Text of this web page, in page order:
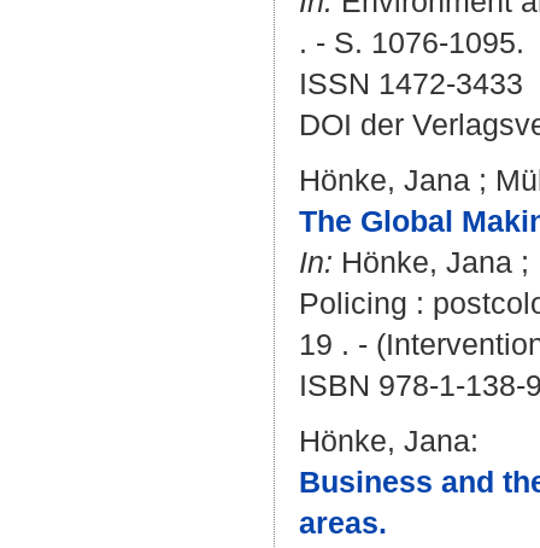
. - S. 1076-1095.
ISSN 1472-3433
DOI der
Hönke, Jana ;
The Global
In: Hönke, Jana ;
Policing :
19 . -
ISBN 978-1-138-
Hönke, Jana:
Business and
areas.